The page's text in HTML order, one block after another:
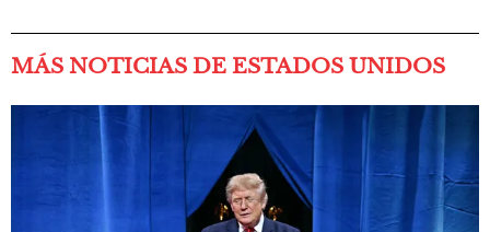
MÁS NOTICIAS DE ESTADOS UNIDOS